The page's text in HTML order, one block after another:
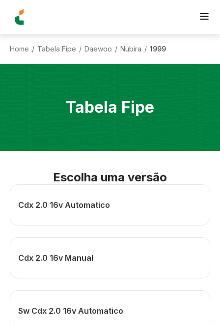
Home / Tabela Fipe / Daewoo / Nubira / 1999
Tabela Fipe
Escolha uma versão
Cdx 2.0 16v Automatico
Cdx 2.0 16v Manual
Sw Cdx 2.0 16v Automatico